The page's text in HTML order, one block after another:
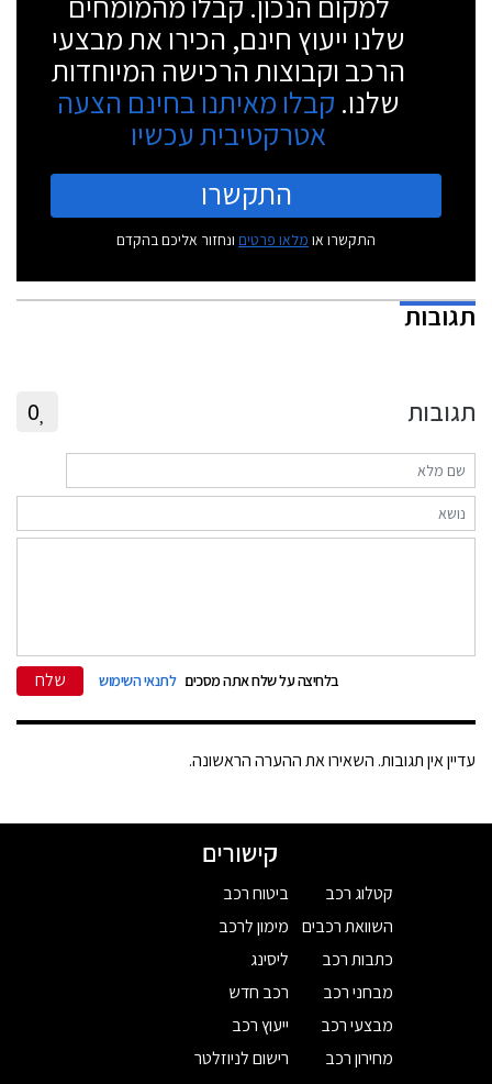
שלנו ייעוץ חינם, הכירו את מבצעי
הרכב וקבוצות הרכישה המיוחדות
שלנו. קבלו מאיתנו בחינם הצעה
אטרקטיבית עכשיו
התקשרו
התקשרו או מלאו פרטים ונחזור אליכם בהקדם
תגובות
תגובות 0
בלחיצה על שלח אתה מסכים לתנאי השימוש שלח
עדיין אין תגובות. השאירו את ההערה הראשונה.
קישורים
קטלוג רכב
השוואת רכבים
כתבות רכב
מבחני רכב
מבצעי רכב
מחירון רכב
ביטוח רכב
מימון לרכב
ליסינג
רכב חדש
ייעוץ רכב
רישום לניוזלטר